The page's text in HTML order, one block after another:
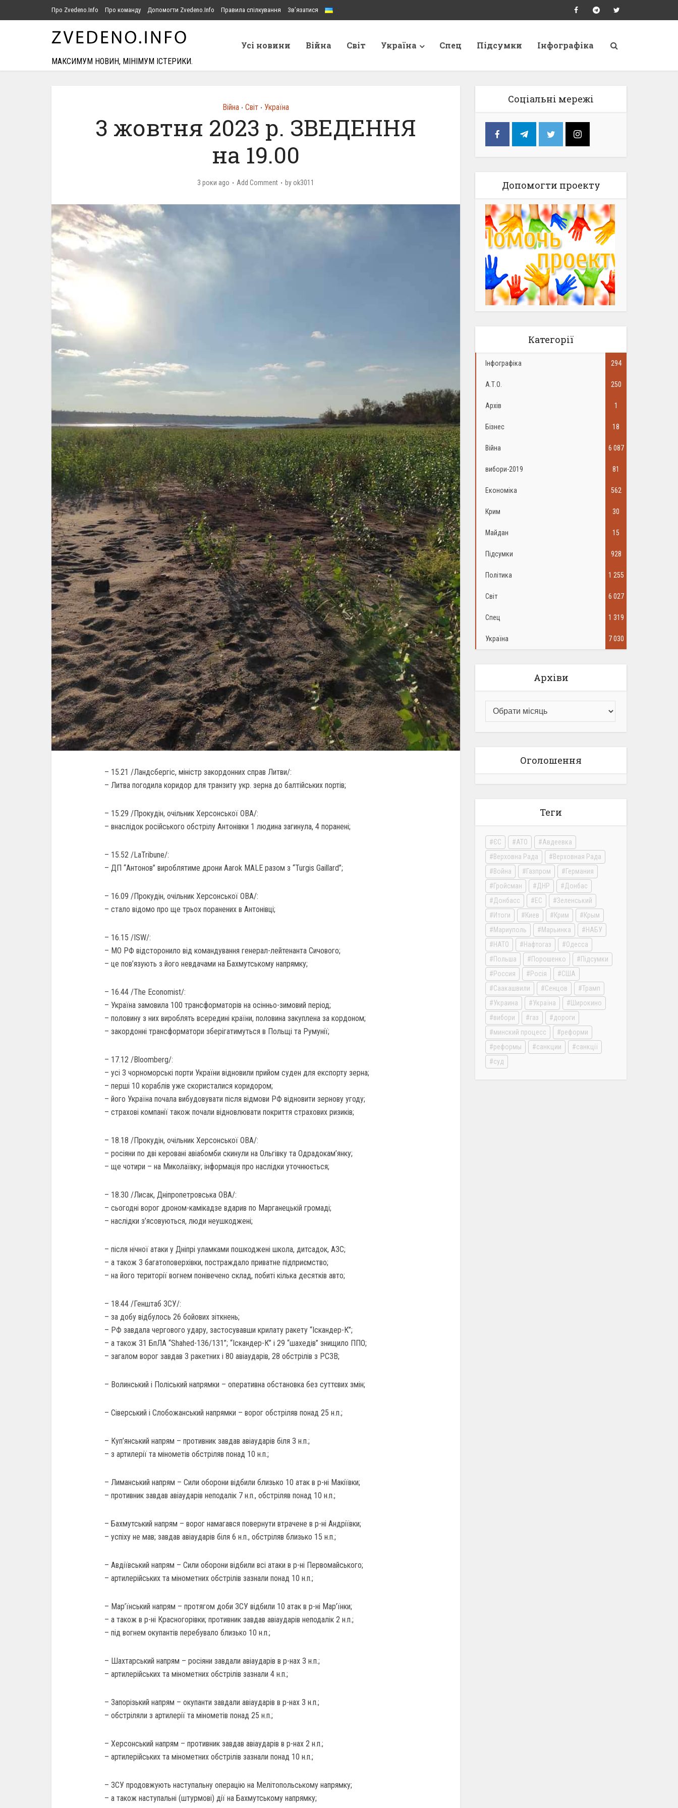
Про Zvedeno.Info Про команду Допомогти Zvedeno.Info Правила спілкування Зв’язатися
МАКСИМУМ НОВИН, МІНІМУМ ІСТЕРИКИ.
Усі новини Війна Світ Україна Спец Підсумки Інфографіка
Війна • Світ • Україна
3 жовтня 2023 р. ЗВЕДЕННЯ
на 19.00
3 роки ago Add Comment by ok3011
– 15.21 /Ландсбергіс, міністр закордонних справ Литви/:
– Литва погодила коридор для транзиту укр. зерна до балтійських портів;
– 15.29 /Прокудін, очільник Херсонської ОВА/:
– внаслідок російського обстрілу Антонівки 1 людина загинула, 4 поранені;
– 15.52 /LaTribune/:
– ДП “Антонов” вироблятиме дрони Aarok MALE разом з “Turgis Gaillard”;
– 16.09 /Прокудін, очільник Херсонської ОВА/:
– стало відомо про ще трьох поранених в Антонівці;
– 16.15 /ISW/:
– МО РФ відсторонило від командування генерал-лейтенанта Сичового;
– це пов’язують з його невдачами на Бахмутському напрямку;
– 16.44 /The Economist/:
– Україна замовила 100 трансформаторів на осінньо-зимовий період;
– половину з них вироблять всередині країни, половина закуплена за кордоном;
– закордонні трансформатори зберігатимуться в Польщі та Румунії;
– 17.12 /Bloomberg/:
– усі 3 чорноморські порти України відновили прийом суден для експорту зерна;
– перші 10 кораблів уже скористалися коридором;
– його Україна почала вибудовувати після відмови РФ відновити зернову угоду;
– страхові компанії також почали відновлювати покриття страхових ризиків;
– 18.18 /Прокудін, очільник Херсонської ОВА/:
– росіяни по дві керовані авіабомби скинули на Ольгівку та Одрадокам’янку;
– ще чотири – на Миколаївку; інформація про наслідки уточнюється;
– 18.30 /Лисак, Дніпропетровська ОВА/:
– сьогодні ворог дроном-камікадзе вдарив по Марганецькій громаді;
– наслідки з’ясовуються, люди неушкоджені;
– після нічної атаки у Дніпрі уламками пошкоджені школа, дитсадок, АЗС;
– а також 3 багатоповерхівки, постраждало приватне підприємство;
– на його території вогнем понівечено склад, побиті кілька десятків авто;
– 18.44 /Генштаб ЗСУ/:
– за добу відбулось 26 бойових зіткнень;
– РФ завдала чергового удару, застосувавши крилату ракету “Іскандер-К”;
– а також 31 БпЛА “Shahed-136/131”; “Іскандер-К” і 29 “шахедів” знищило ППО;
– загалом ворог завдав 3 ракетних і 80 авіаударів, 28 обстрілів з РСЗВ;
– Волинський і Поліський напрямки – оперативна обстановка без суттєвих змін;
– Сіверський і Слобожанський напрямки – ворог обстріляв понад 25 н.п.;
– Куп’янський напрям – противник завдав авіаударів біля 3 н.п.;
– з артилерії та мінометів обстріляв понад 10 н.п.;
– Лиманський напрям – Сили оборони відбили близько 10 атак в р-ні Макіївки;
– противник завдав авіаударів неподалік 7 н.п., обстріляв понад 10 н.п.;
– Бахмутський напрям – ворог намагався повернути втрачене в р-ні Андріївки;
– успіху не мав; завдав авіаударів біля 6 н.п., обстріляв близько 15 н.п.;
– Авдіївський напрям – Сили оборони відбили всі атаки в р-ні Первомайського;
– артилерійських та мінометних обстрілів зазнали понад 10 н.п.;
– Мар’їнський напрям – протягом доби ЗСУ відбили 10 атак в р-ні Мар’їнки;
– а також в р-ні Красногорівки; противник завдав авіаударів неподалік 2 н.п.;
– під вогнем окупантів перебувало близько 10 н.п.;
– Шахтарський напрям – росіяни завдали авіаударів в р-нах 3 н.п.;
– артилерійських та мінометних обстрілів зазнали 4 н.п.;
– Запорізький напрям – окупанти завдали авіаударів в р-нах 3 н.п.;
– обстріляли з артилерії та мінометів понад 25 н.п.;
– Херсонський напрям – противник завдав авіаударів в р-нах 2 н.п.;
– артилерійських та мінометних обстрілів зазнали понад 10 н.п.;
– ЗСУ продовжують наступальну операцію на Мелітопольському напрямку;
– а також наступальні (штурмові) дії на Бахмутському напрямку;
Соціальні мережі
Допомогти проекту
Категорії
Інфографіка 294
А.Т.О. 250
Архів 1
Бізнес 18
Війна 6 087
вибори-2019 81
Економіка 562
Крим 30
Майдан 15
Підсумки 928
Політика 1 255
Світ 6 027
Спец 1 319
Україна 7 030
Архіви
Оголошення
Теги
ЄС АТО
Авдеевка
Верховна Рада
Верховная Рада
Война
Газпром
Германия
Гройсман
ДНР
Донбас
Донбасс
ЕС
Зеленський
Итоги
Киев Крим
Крым
Мариуполь
Марьинка
НАБУ
НАТО
Нафтогаз
Одесса
Польша
Порошенко
Підсумки
Россия
Росія
США
Саакашвили
Сенцов
Трамп
Украина
Україна
Широкино
вибори
газ
дороги
минский процесс
реформи
реформы
санкции
санкції
суд